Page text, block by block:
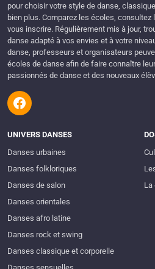
pour choisir votre style de danse,
bien plus. Comparez les écoles,
vous inscrire. Régulièrement mis à jour,
danse adapté à vos envies et à votre
danse, professeurs et organisateurs
écoles de danse afin de faire connaître
passionnés de danse et des nouveaux
UNIVERS DANSES
Danses urbaines
Danses folkloriques
Danses de salon
Danses orientales
Danses afro latine
Danses rock et swing
Danses classique et corporelle
La